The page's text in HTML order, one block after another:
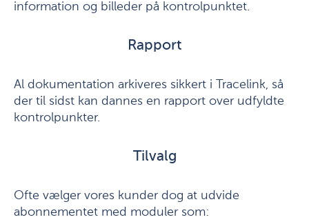
information og billeder på kontrolpunktet.
Rapport
Al dokumentation arkiveres sikkert i Tracelink, så
der til sidst kan dannes en rapport over udfyldte
kontrolpunkter.
Tilvalg
Ofte vælger vores kunder dog at udvide
abonnementet med moduler som: